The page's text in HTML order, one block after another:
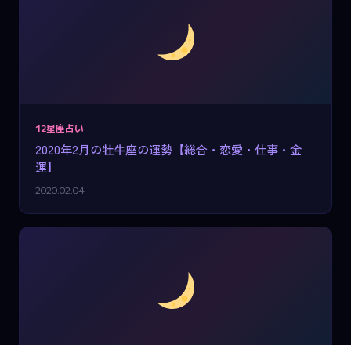
12星座占い
2020年2月の牡牛座の運勢【総合・恋愛・仕事・金
運】
2020.02.04